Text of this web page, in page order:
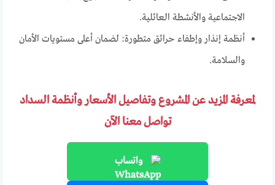
الاجتماعية والأنشطة العائلية.
أنظمة إنذار وإطفاء حرائق متطورة: لضمان أعلى مستويات الأمان
والسلامة.
لمعرفة المزيد عن المشروع وتفاصيل الأسعار وأنظمة السداد
تواصل معنا الآن
واتساب